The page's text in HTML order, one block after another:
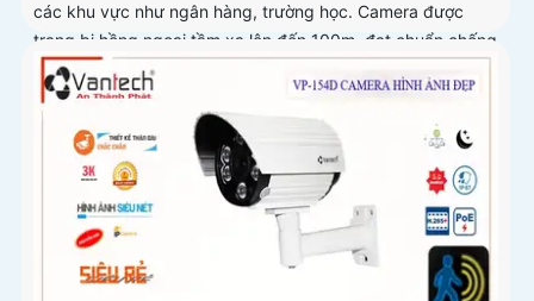
các khu vực như ngân hàng, trường học. Camera được
trang bị hồng ngoại tầm xa lên đến 100m, đạt chuẩn chống
nước và bụi IP66 cùng khả năng chống va đập IK10, đảm
bảo vận hành ổn định trong điều kiện môi trường khắc
nghiệt